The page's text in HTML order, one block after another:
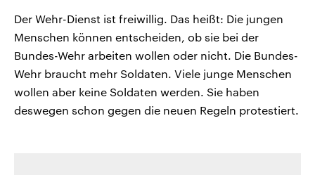
Der Wehr-Dienst ist freiwillig. Das heißt: Die jungen
Menschen können entscheiden, ob sie bei der
Bundes-Wehr arbeiten wollen oder nicht. Die Bundes-
Wehr braucht mehr Soldaten. Viele junge Menschen
wollen aber keine Soldaten werden. Sie haben
deswegen schon gegen die neuen Regeln protestiert.